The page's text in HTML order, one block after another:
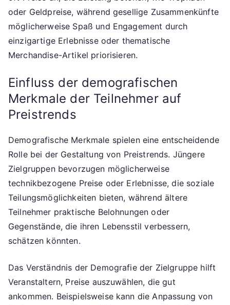
oder Geldpreise, während gesellige Zusammenkünfte
möglicherweise Spaß und Engagement durch
einzigartige Erlebnisse oder thematische
Merchandise-Artikel priorisieren.
Einfluss der demografischen
Merkmale der Teilnehmer auf
Preistrends
Demografische Merkmale spielen eine entscheidende
Rolle bei der Gestaltung von Preistrends. Jüngere
Zielgruppen bevorzugen möglicherweise
technikbezogene Preise oder Erlebnisse, die soziale
Teilungsmöglichkeiten bieten, während ältere
Teilnehmer praktische Belohnungen oder
Gegenstände, die ihren Lebensstil verbessern,
schätzen könnten.
Das Verständnis der Demografie der Zielgruppe hilft
Veranstaltern, Preise auszuwählen, die gut
ankommen. Beispielsweise kann die Anpassung von